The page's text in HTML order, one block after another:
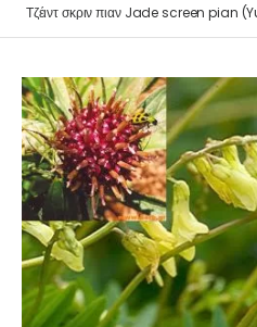
Τζέιντ σκριν πιαν Jade screen pian